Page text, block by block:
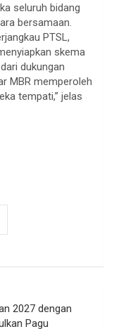
seluruh bidang
bersamaan.
PTSL,
skema
dukungan
MBR memperoleh
tempati,” jelas
2027 dengan
Pagu